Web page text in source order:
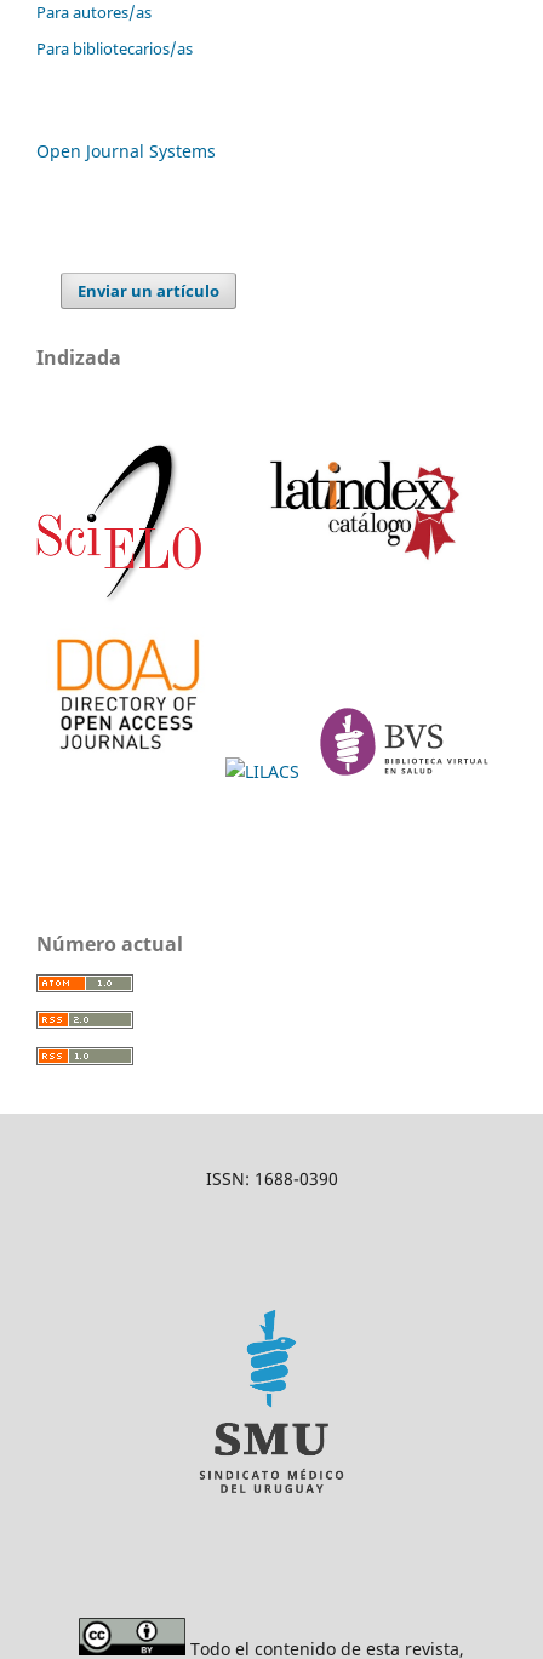
Para autores/as
Para bibliotecarios/as
Open Journal Systems
Enviar un artículo
Indizada
Número actual
ISSN: 1688-0390
Todo el contenido de esta revista,